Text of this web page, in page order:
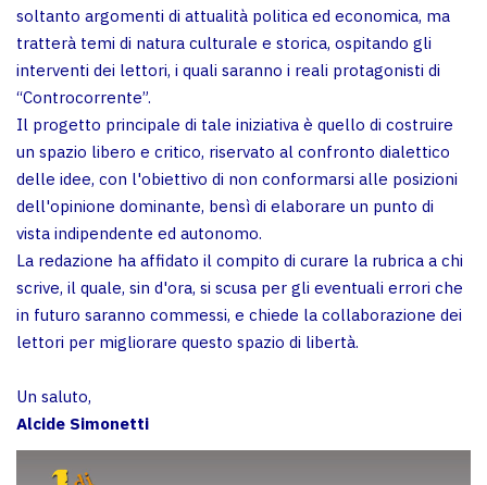
soltanto argomenti di attualità politica ed economica, ma
tratterà temi di natura culturale e storica, ospitando gli
interventi dei lettori, i quali saranno i reali protagonisti di
“Controcorrente”.
Il progetto principale di tale iniziativa è quello di costruire
un spazio libero e critico, riservato al confronto dialettico
delle idee, con l'obiettivo di non conformarsi alle posizioni
dell'opinione dominante, bensì di elaborare un punto di
vista indipendente ed autonomo.
La redazione ha affidato il compito di curare la rubrica a chi
scrive, il quale, sin d'ora, si scusa per gli eventuali errori che
in futuro saranno commessi, e chiede la collaborazione dei
lettori per migliorare questo spazio di libertà.
Un saluto,
Alcide Simonetti